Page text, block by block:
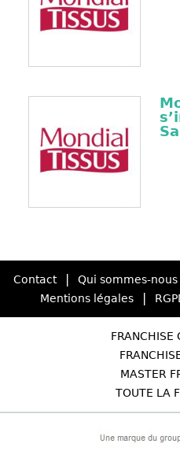
Contact Qui sommes-nous
Mentions légales
FRANCHISE
MASTER
TOUTE LA